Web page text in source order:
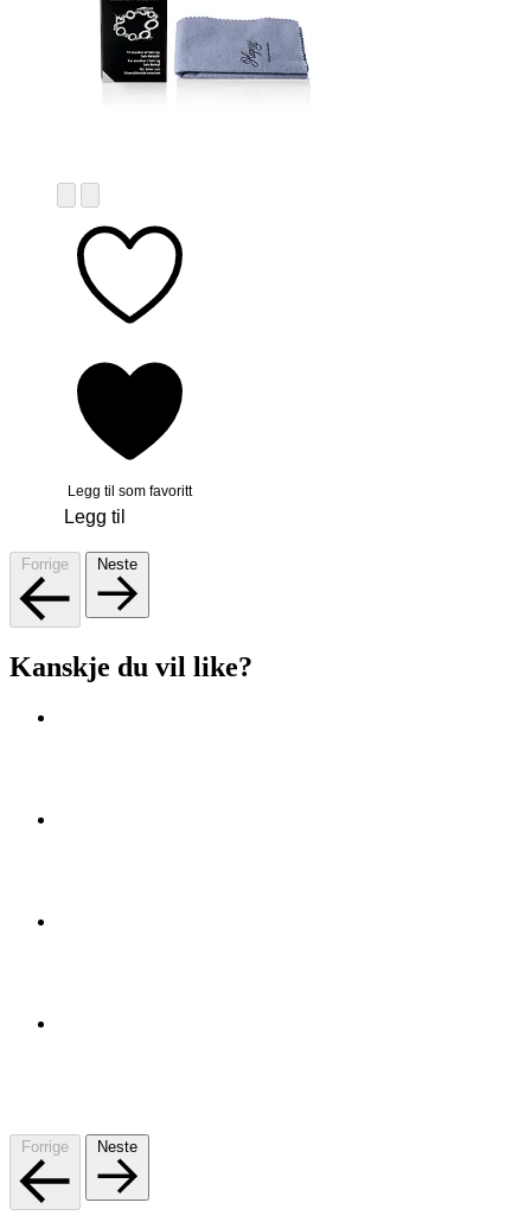
Legg til som favoritt
Legg til
Forrige Neste
Kanskje du vil like?
Forrige Neste